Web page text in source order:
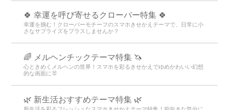
🍀 幸運を呼び寄せるクローバー特集 🍀
幸運を掴む！クローバーモチーフのスマホきせかえテーマで、日常に小
さなサプライズをプラスしませんか？
🌈 メルヘンチックテーマ特集 🦄
心ときめくメルヘンの世界！スマホを彩るきせかえでゆめかわいい幻想
的な画面に🐰
🌿 新生活おすすめテーマ特集 🌿